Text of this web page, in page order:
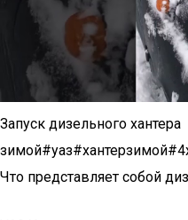
Запуск дизельного хантера
Что представляет собой